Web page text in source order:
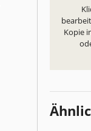
Kopie